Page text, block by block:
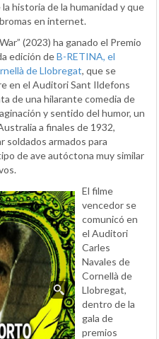
historia de la humanidad y que
en internet.
(2023) ha ganado el Premio
edición deB-RETINA, el
de Llobregat, que se
en el Auditori Sant Ildefons
de una hilarante comedia de
y sentido del humor, un
a finales de 1932,
soldados armados para
de ave autóctona muy similar
El filme
vencedor se
comunicó en
el Auditori
Carles
Navales de
Cornellà de
Llobregat,
dentro de la
gala de
premios